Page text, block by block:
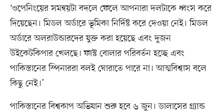
‘ওপেনিংয়ের সমন্বয়টা বদলে ফেলে আপনারা দলটাকে ধ্বংস করে
দিয়েছেন। মিডল অর্ডারে ভূমিকা নির্দিষ্ট করে দেওয়া নেই। মিডল
অর্ডারে অলরাউন্ডারদের যুক্ত করা হয়েছে এবং দুজন
উইকেটকিপার খেলছে। ফাস্ট বোলার পরিবর্তন হচ্ছে এবং
পাকিস্তানের স্পিনাররা বলই ঘোরাতে পারে না। আত্মবিশ্বাস বলে
কিছু নেই।’
পাকিস্তানের বিশ্বকাপ অভিযান শুরু হবে ৬ জুন। ডালাসের গ্র্যান্ড